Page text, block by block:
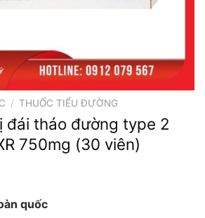
/ THUỐC TIỂU ĐƯỜNG
đái tháo đường type 2
750mg (30 viên)
quốc